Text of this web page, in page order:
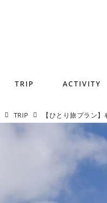
TRIP ACTIVITY
TRIP